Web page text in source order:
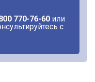
770-76-60 или
с